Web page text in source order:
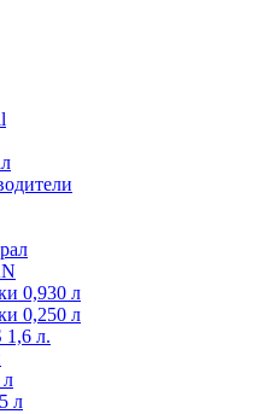
0,930 л
0,250 л
1,6 л.
л